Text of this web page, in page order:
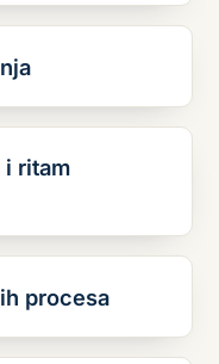
i ritam
procesa